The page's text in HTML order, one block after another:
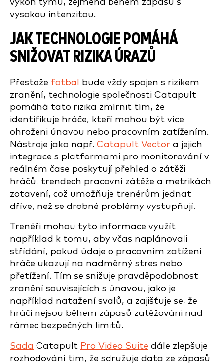
výkon týmu, zejména během zápasů s
vysokou intenzitou.
JAK TECHNOLOGIE POMÁHÁ
SNIŽOVAT RIZIKA ÚRAZŮ
Přestože fotbal
bude vždy spojen s rizikem
zranění, technologie společnosti Catapult
pomáhá tato rizika zmírnit tím, že
identifikuje hráče, kteří mohou být více
ohroženi únavou nebo pracovním zatížením.
Nástroje jako např. Catapult Vector a jejich
integrace s platformami pro monitorování v
reálném čase poskytují přehled o zátěži
hráčů, trendech pracovní zátěže a metrikách
zotavení, což umožňuje trenérům jednat
dříve, než se drobné problémy vystupňují.
Trenéři mohou tyto informace využít
například k tomu, aby včas naplánovali
střídání, pokud údaje o pracovním zatížení
hráče ukazují na nadměrný stres nebo
přetížení. Tím se snižuje pravděpodobnost
zranění souvisejících s únavou, jako je
například natažení svalů, a zajišťuje se, že
hráči nejsou během zápasů zatěžováni nad
rámec bezpečných limitů.
Sada Catapult Pro Video Suite dále zlepšuje
rozhodování tím, že sdružuje data ze zápasů